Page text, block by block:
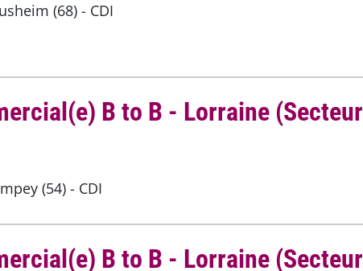
(68) - CDI
B to B - Lorraine (Secteur
(54) - CDI
B to B - Lorraine (Secteur